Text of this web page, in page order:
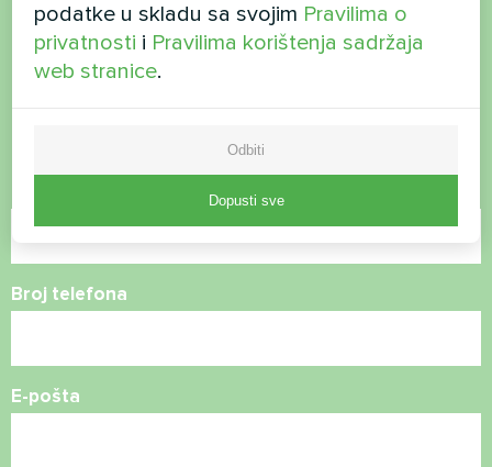
Želite kupiti ili imate
pitanja?
Broj telefona
E-pošta
podatke u skladu sa svojim Pravilima o
privatnosti i Pravilima korištenja sadržaja
web stranice.
Odbiti
Dopusti sve